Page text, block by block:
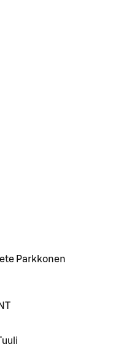
Parkkonen